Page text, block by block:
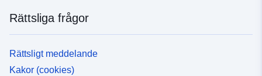
Rättsliga frågor
Rättsligt meddelande
Kakor (cookies)